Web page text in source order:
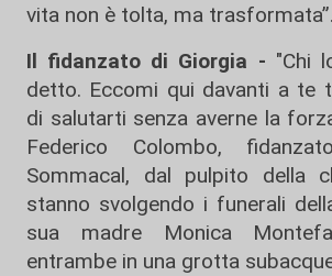
vita non è tolta, ma trasformata”.
Il fidanzato di Giorgia - "Chi
detto. Eccomi qui davanti a te
di salutarti senza averne la
Federico Colombo,
Sommacal, dal pulpito della
stanno svolgendo i funerali
sua madre Monica
entrambe in una grotta